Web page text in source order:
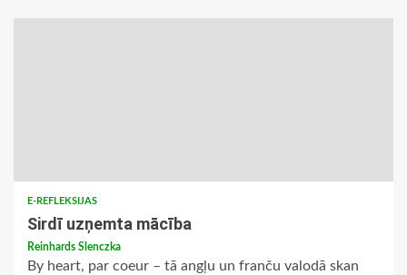
E-REFLEKSIJAS
Sirdī uzņemta mācība
Reinhards Slenczka
By heart, par coeur – tā angļu un franču valodā skan